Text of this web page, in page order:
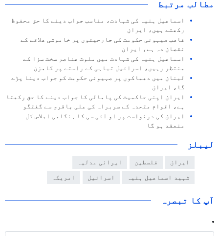
مطالب مرتبط
اسماعیل ہنیہ کی شہادت، مناسب جواب دینے کا حق محفوظ
رکھتے ہیں، ایران
غاصب صیہونی حکومت کی جارحیتوں پر خاموشی علاقے کے
نقصان دہ ہے، ایران
اسماعیل ہنیہ کی شہادت میں ملوث عناصر سخت سزا کے
منتظر رہیں، اسرائیل تباہی کے راستے پر گامزن
لبنان میں دھماکوں پر صہیونی حکومت کو جواب دینا پڑے
گا، ایران
ایران اپنی حاکمیت کی پامالی کا جواب دینے کا حق رکھتا
ہے، اقوام متحدہ کے سربراہ کی علی باقری سے گفتگو
ایران کی درخواست پر او آئی سی کا ہنگامی اجلاس کل
منعقد ہو گا
لیبلز
ایران فلسطین ایرانی عدلیہ
شہید اسماعیل ہنیہ اسرائیل امریکہ
آپ کا تبصرہ